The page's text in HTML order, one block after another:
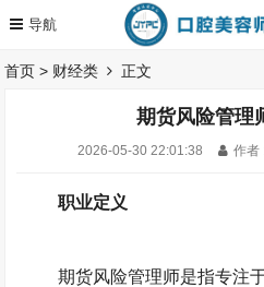
首页 > 财经类 正文
期货风险管理
2026-05-30 22:01:38 作者
职业定义
期货风险管理师是指专注